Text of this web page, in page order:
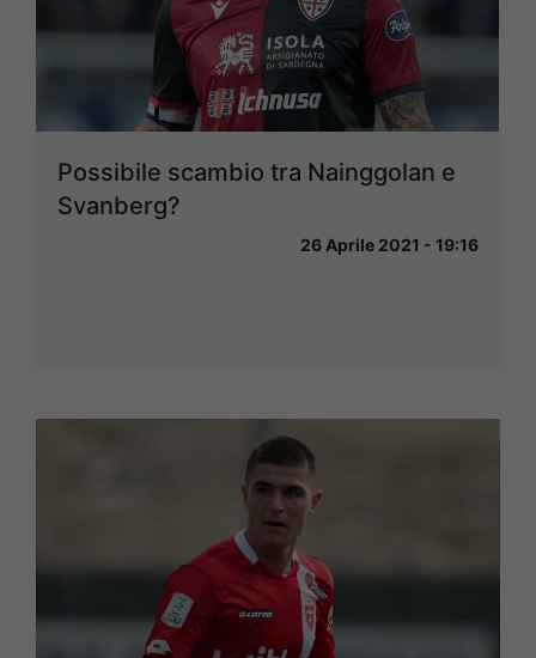
Possibile scambio tra Nainggolan e
Svanberg?
26 Aprile 2021 - 19:16